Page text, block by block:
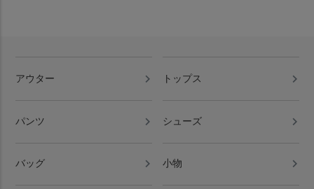
アウター トップス
パンツ シューズ
バッグ 小物